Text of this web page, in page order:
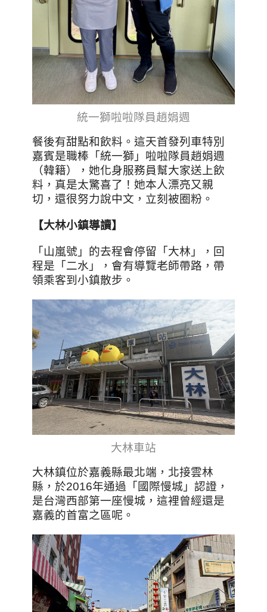
統一獅啦啦隊員趙娟週
餐後有甜點和飲料。這天首發列車特別
嘉賓是職棒「統一獅」啦啦隊員趙娟週
（韓籍），她化身服務員幫大家送上飲
料，真是太驚喜了！她本人漂亮又親
切，還很努力說中文，立刻被圈粉。
【大林小鎮導讀】
「山嵐號」的去程會停留「大林」，回
程是「二水」，會有導覽老師帶路，帶
領乘客到小鎮散步。
大林車站
大林鎮位於嘉義縣最北端，北接雲林
縣，於2016年通過「國際慢城」認證，
是台灣西部第一座慢城，這裡曾經還是
嘉義的首富之區呢。